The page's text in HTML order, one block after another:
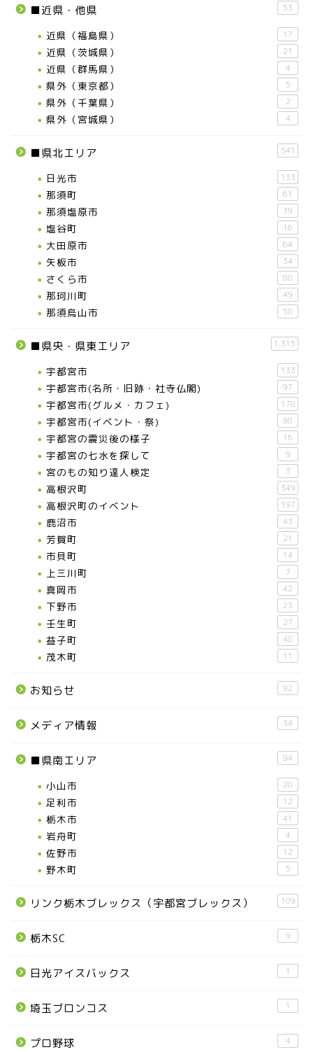
■近県・他県 53
近県（福島県） 17
近県（茨城県） 21
近県（群馬県） 4
県外（東京都） 5
県外（千葉県） 2
県外（宮城県） 4
■県北エリア 541
日光市 133
那須町 61
那須塩原市 39
塩谷町 16
大田原市 64
矢板市 34
さくら市 88
那珂川町 49
那須烏山市 58
■県央・県東エリア 1,315
宇都宮市 133
宇都宮市(名所・旧跡・社寺仏閣) 97
宇都宮市(グルメ・カフェ) 178
宇都宮市(イベント・祭) 98
宇都宮の震災後の様子 16
宇都宮の七水を探して 9
宮のもの知り達人検定 3
高根沢町 349
高根沢町のイベント 197
鹿沼市 43
芳賀町 21
市貝町 14
上三川町 7
真岡市 42
下野市 23
壬生町 27
益子町 48
茂木町 11
お知らせ 92
メディア情報 34
■県南エリア 94
小山市 20
足利市 12
栃木市 41
岩舟町 4
佐野市 12
野木町 5
リンク栃木ブレックス（宇都宮ブレックス） 109
栃木SC 9
日光アイスバックス 1
埼玉ブロンコス 1
プロ野球 4